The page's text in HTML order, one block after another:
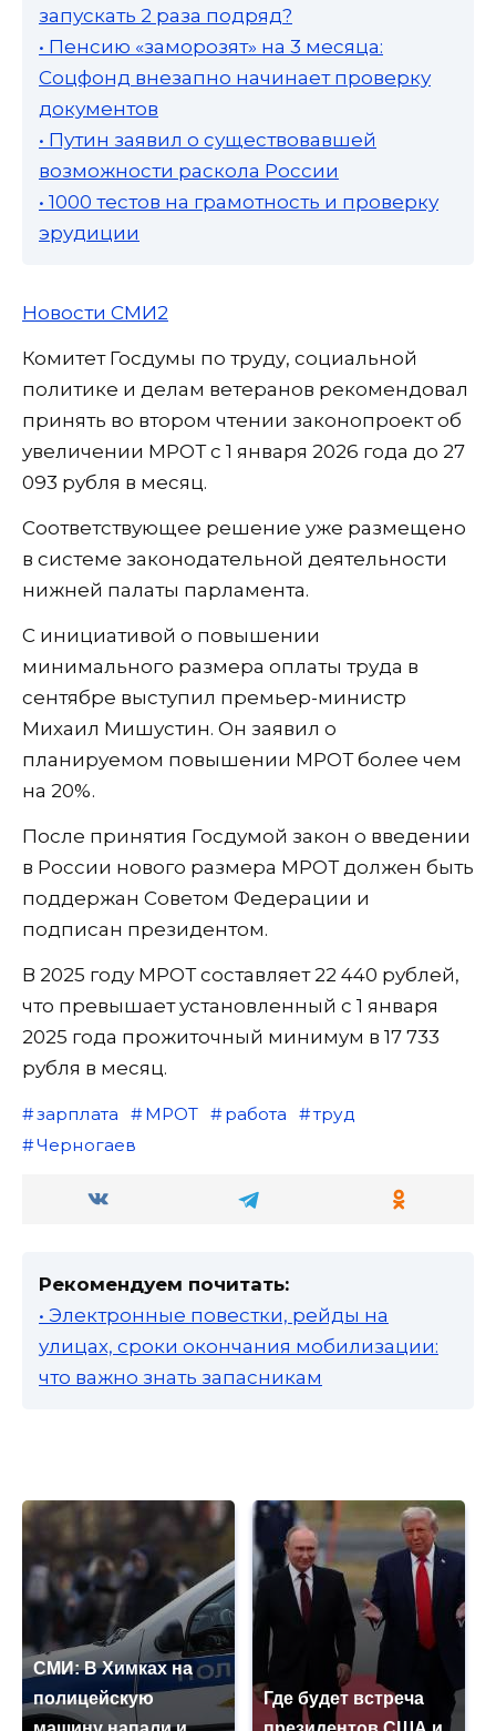
запускать 2 раза подряд?
• Пенсию «заморозят» на 3 месяца:
Соцфонд внезапно начинает проверку
документов
• Путин заявил о существовавшей
возможности раскола России
• 1000 тестов на грамотность и проверку
эрудиции
Новости СМИ2
Комитет Госдумы по труду, социальной
политике и делам ветеранов рекомендовал
принять во втором чтении законопроект об
увеличении МРОТ с 1 января 2026 года до 27
093 рубля в месяц.
Соответствующее решение уже размещено
в системе законодательной деятельности
нижней палаты парламента.
С инициативой о повышении
минимального размера оплаты труда в
сентябре выступил премьер-министр
Михаил Мишустин. Он заявил о
планируемом повышении МРОТ более чем
на 20%.
После принятия Госдумой закон о введении
в России нового размера МРОТ должен быть
поддержан Советом Федерации и
подписан президентом.
В 2025 году МРОТ составляет 22 440 рублей,
что превышает установленный с 1 января
2025 года прожиточный минимум в 17 733
рубля в месяц.
зарплата МРОТ работа
труд
Черногаев
Рекомендуем почитать:
• Электронные повестки, рейды на
улицах, сроки окончания мобилизации:
что важно знать запасникам
СМИ: В Химках на
полицейскую
Где будет встреча